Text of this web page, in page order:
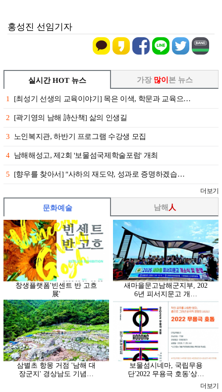
홍성진 선임기자
실시간 HOT 뉴스
1 [최성기 선생의 교육이야기] 목은 이색, 학문과 교육으…
2 [곽기영의 남해 詩산책] 삶의 인생길
3 노인복지관, 하반기 프로그램 수강생 모집
4 남해해성고, 제2회 '보물섬국제학술포럼' 개최
5 [향우를 찾아서] "사하의 재도약, 성과로 증명하겠습…
더보기
가장 많이 본 뉴스
문화예술
창생플랫폼'빈센트 반 고흐
展'
새마을문고남해군지부, 202
6년 피서지문고 개…
삼별초 항몽 거점 '남해 대
장군지' 경상남도 기념…
보물섬시네마, 국립무용
단'2022 무용극 호동'상…
더보기
남해 人